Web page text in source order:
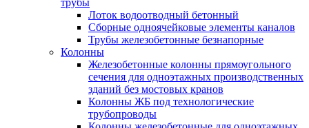
трубы
Лоток водоотводный бетонный
Сборные одноячейковые элементы каналов
Трубы железобетонные безнапорные
Колонны
Железобетонные колонны прямоугольного
сечения для одноэтажных производственных
зданий без мостовых кранов
Колонны ЖБ под технологические
трубопроводы